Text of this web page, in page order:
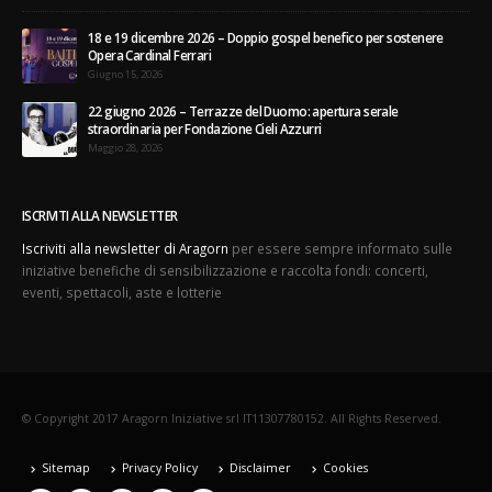
18 e 19 dicembre 2026 – Doppio gospel benefico per sostenere
Opera Cardinal Ferrari
Giugno 15, 2026
22 giugno 2026 – Terrazze del Duomo: apertura serale
straordinaria per Fondazione Cieli Azzurri
Maggio 28, 2026
ISCRIVITI ALLA NEWSLETTER
Iscriviti alla newsletter di Aragorn per essere sempre informato sulle
iniziative benefiche di sensibilizzazione e raccolta fondi: concerti,
eventi, spettacoli, aste e lotterie
© Copyright 2017 Aragorn Iniziative srl IT11307780152. All Rights Reserved.
Sitemap Privacy Policy Disclaimer Cookies